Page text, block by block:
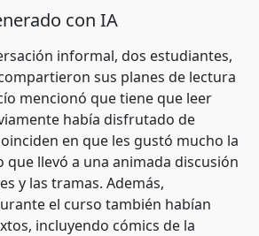
con IA
informal, dos estudiantes,
sus planes de lectura
mencionó que tiene que leer
había disfrutado de
en que les gustó mucho la
que llevó a una animada discusión
y las tramas. Además,
el curso también habían
incluyendo cómics de la